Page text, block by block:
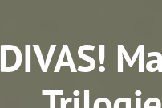
DIVAS!